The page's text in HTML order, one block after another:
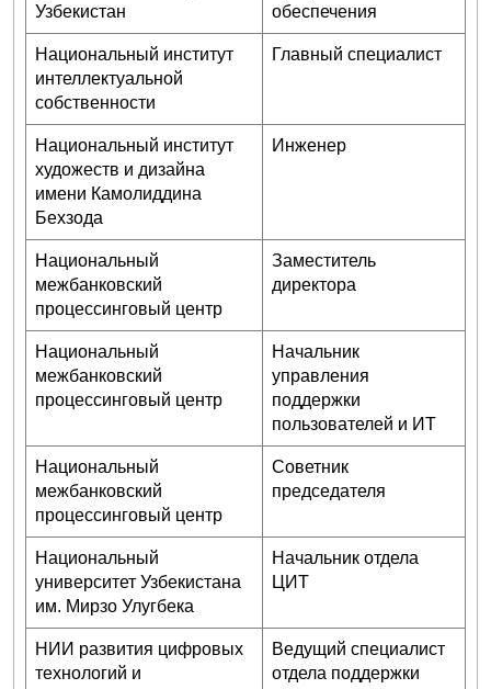
Узбекистан
обеспечения
Национальный институт
интеллектуальной
собственности
Главный специалист
Национальный институт
художеств и дизайна
имени Камолиддина
Бехзода
Инженер
Национальный
межбанковский
процессинговый центр
Заместитель
директора
Национальный
межбанковский
процессинговый центр
Начальник
управления
поддержки
пользователей и ИТ
Национальный
межбанковский
процессинговый центр
Советник
председателя
Национальный
университет Узбекистана
им. Мирзо Улугбека
Начальник отдела
ЦИТ
НИИ развития цифровых
технологий и
Ведущий специалист
отдела поддержки